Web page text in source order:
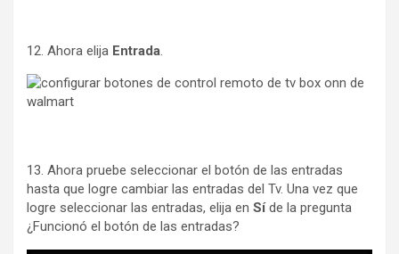
12. Ahora elija Entrada.
13. Ahora pruebe seleccionar el botón de las entradas
hasta que logre cambiar las entradas del Tv. Una vez que
logre seleccionar las entradas, elija en Síde la pregunta
¿Funcionó el botón de las entradas?